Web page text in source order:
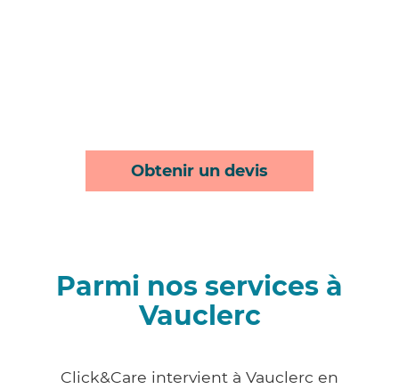
Obtenir un devis
Parmi nos services à
Vauclerc
Click&Care intervient à Vauclerc en